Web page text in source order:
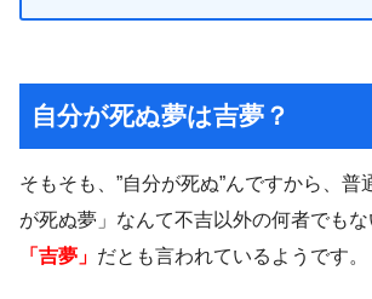
自分が死ぬ夢は吉夢？
そもそも、”自分が死ぬ”んですから、普
が死ぬ夢」なんて不吉以外の何者でも
「吉夢」 だとも言われているようです。